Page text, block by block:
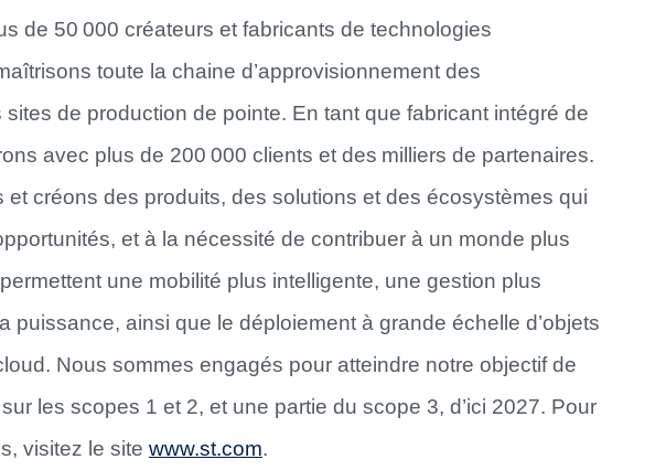
de 50 000 créateurs et fabricants de technologies
toute la chaine d’approvisionnement des
de production de pointe. En tant que fabricant intégré de
avec plus de 200 000 clients et des milliers de partenaires.
créons des produits, des solutions et des écosystèmes qui
et à la nécessité de contribuer à un monde plus
une mobilité plus intelligente, une gestion plus
puissance, ainsi que le déploiement à grande échelle d’objets
Nous sommes engagés pour atteindre notre objectif de
les scopes 1 et 2, et une partie du scope 3, d’ici 2027. Pour
visitez le site www.st.com.